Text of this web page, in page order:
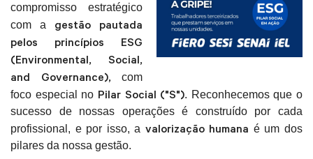
compromisso estratégico
com a gestão pautada
pelos princípios ESG
(Environmental, Social,
and Governance), com
foco especial no Pilar Social ("S"). Reconhecemos que o
sucesso de nossas operações é construído por cada
profissional, e por isso, a valorização humana é um dos
pilares da nossa gestão.